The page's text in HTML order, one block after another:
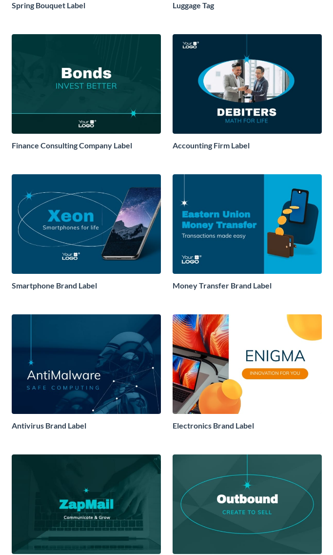
Spring Bouquet Label Luggage Tag
Finance Consulting Company Label Accounting Firm Label
Smartphone Brand Label Money Transfer Brand Label
Antivirus Brand Label Electronics Brand Label